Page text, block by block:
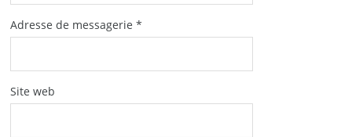
Adresse de messagerie *
Site web